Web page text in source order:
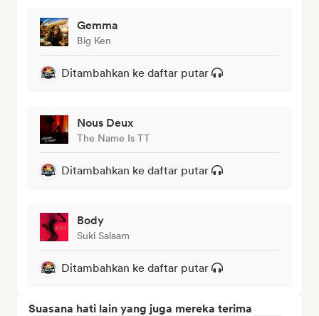
Gemma
Big Ken
Ditambahkan ke daftar putar
Nous Deux
The Name Is TT
Ditambahkan ke daftar putar
Body
Suki Salaam
Ditambahkan ke daftar putar
Suasana hati lain yang juga mereka terima